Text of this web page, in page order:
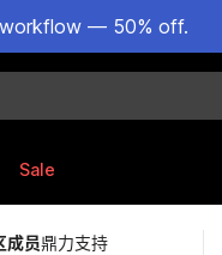
— 50% off.
Sale
成员鼎力支持